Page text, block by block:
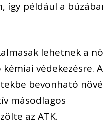
így például a
lehetnek a
védekezésre.
bevonható
másodlagos
az ATK.